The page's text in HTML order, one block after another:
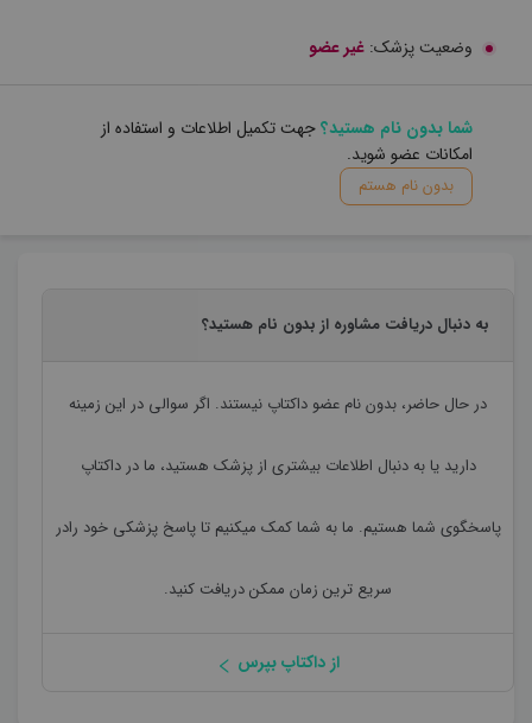
وضعیت پزشک: غیر عضو
شما بدون نام هستید؟جهت تکمیل اطلاعات و استفاده از
امکانات عضو شوید.
بدون نام هستم
به دنبال دریافت مشاوره از بدون نام هستید؟
در حال حاضر، بدون نام عضو داکتاپ نیستند. اگر سوالی در این زمینه
دارید یا به دنبال اطلاعات بیشتری از پزشک هستید، ما در داکتاپ
پاسخگوی شما هستیم. ما به شما کمک میکنیم تا پاسخ پزشکی خود رادر
سریع ترین زمان ممکن دریافت کنید.
از داکتاپ بپرس